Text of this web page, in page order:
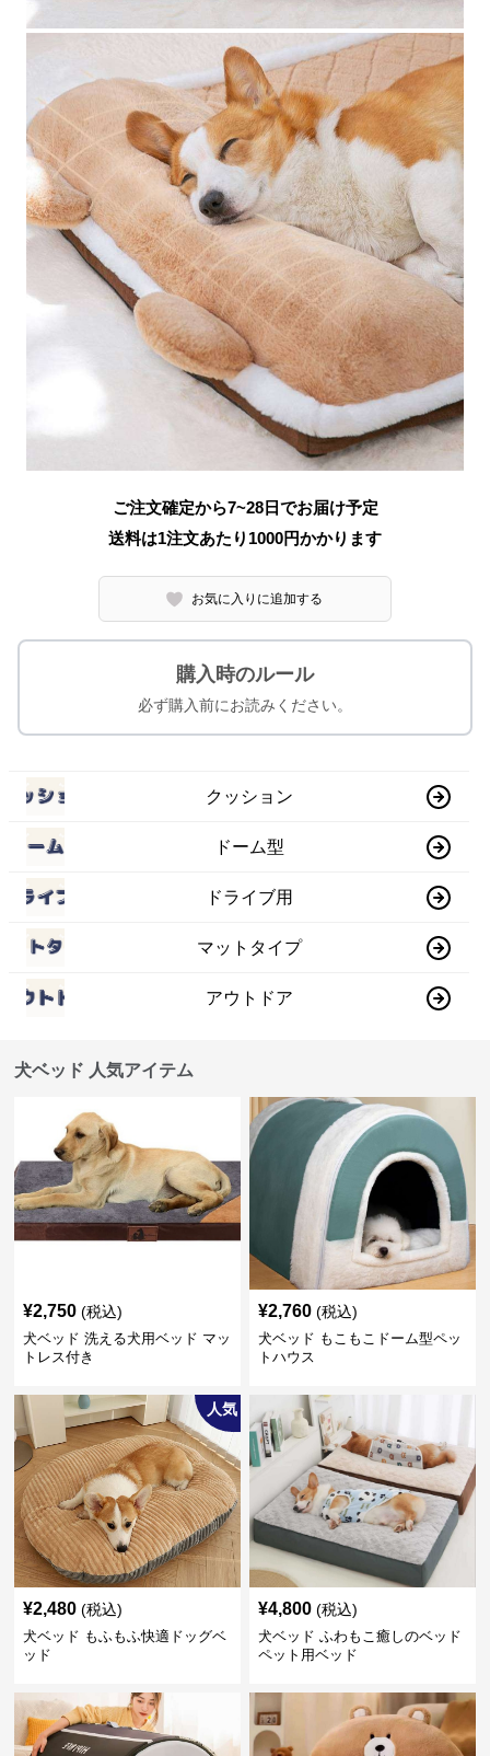
ご注文確定から7~28日でお届け予定
送料は1注文あたり 1000円かかります
お気に入りに追加する
購入時のルール
必ず購入前にお読みください。
クッション
ドーム型
ドライブ用
マットタイプ
アウトドア
犬ベッド 人気アイテム
¥2,750 (税込)
犬ベッド 洗える犬用ベッド マッ
トレス付き
¥2,760 (税込)
犬ベッド もこもこドーム型ペッ
トハウス
人気
¥2,480 (税込)
犬ベッド もふもふ快適ドッグベ
ッド
¥4,800 (税込)
犬ベッド ふわもこ癒しのベッド
ペット用ベッド